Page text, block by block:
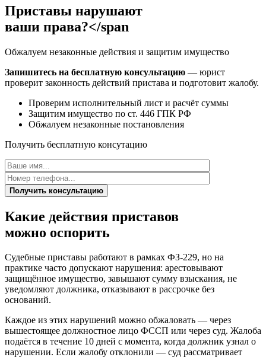
Приставы нарушают
ваши права?</span
Обжалуем незаконные действия и защитим имущество
Запишитесь на бесплатную консультацию — юрист
проверит законность действий пристава и подготовит жалобу.
Проверим исполнительный лист и расчёт суммы
Защитим имущество по ст. 446 ГПК РФ
Обжалуем незаконные постановления
Получить бесплатную консутацию
Получить консультацию
Какие действия приставов
можно оспорить
Судебные приставы работают в рамках ФЗ-229, но на
практике часто допускают нарушения: арестовывают
защищённое имущество, завышают сумму взыскания, не
уведомляют должника, отказывают в рассрочке без
оснований.
Каждое из этих нарушений можно обжаловать — через
вышестоящее должностное лицо ФССП или через суд. Жалоба
подаётся в течение 10 дней с момента, когда должник узнал о
нарушении. Если жалобу отклонили — суд рассматривает